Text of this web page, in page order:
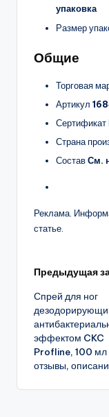
упаковка
Размер
Общие
Торговая
Артикул
Сертификат
Страна
СоставСм.
Реклама.
статье.
записи
Предыдущая
Спрей для ног
эффектом CKC
Profline, 100
отзывы,